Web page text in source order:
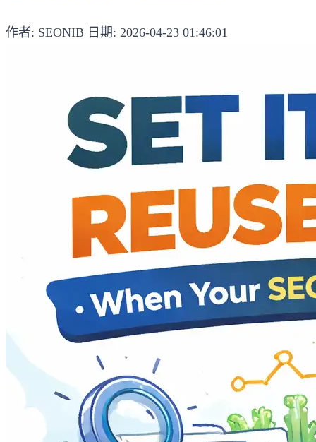
作者: SEONIB 日期: 2026-04-23 01:46:01